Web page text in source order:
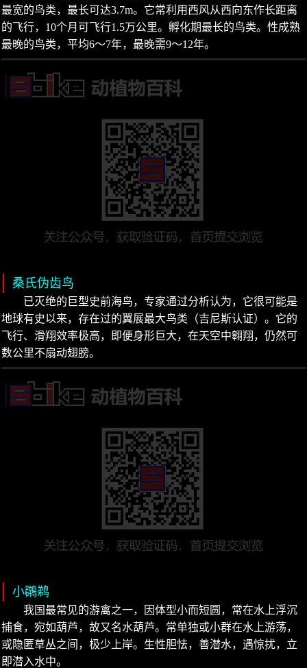
最宽的鸟类，最长可达3.7m。它常利用西风从西向东作长距离
的飞行，10个月可飞行1.5万公里。孵化期最长的鸟类。性成熟
最晚的鸟类，平均6～7年，最晚需9～12年。
桑氏伪齿鸟
已灭绝的巨型史前海鸟，专家通过分析认为，它很可能是
地球有史以来，存在过的翼展最大鸟类（吉尼斯认证）。它的
飞行、滑翔效率极高，即便身形巨大，在天空中翱翔，仍然可
数公里不扇动翅膀。
小鸊鹈
我国最常见的游禽之一，因体型小而短圆，常在水上浮沉
捕食，宛如葫芦，故又名水葫芦。常单独或小群在水上游荡，
或隐匿草丛之间，极少上岸。生性胆怯，善潜水，遇惊扰，立
即潜入水中。